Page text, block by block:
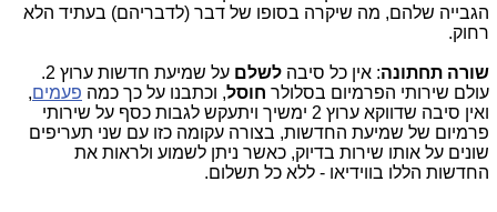
הגבייה שלהם, מה שיקרה בסופו של דבר (לדבריהם) בעתיד הלא
רחוק.
שורה תחתונה: אין כל סיבה לשלם
על שמיעת חדשות ערוץ 2.
עולם שירותי הפרמיום בסלולר חוסל, וכתבנו על כך כמה פעמים,
ואין סיבה שדווקא ערוץ 2 ימשיך ויתעקש לגבות כסף על שירותי
פרמיום של שמיעת החדשות, בצורה עקומה כזו עם שני תעריפים
שונים על אותו שירות בדיוק, כאשר ניתן לשמוע ולראות את
החדשות הללו בווידיאו - ללא כל תשלום.